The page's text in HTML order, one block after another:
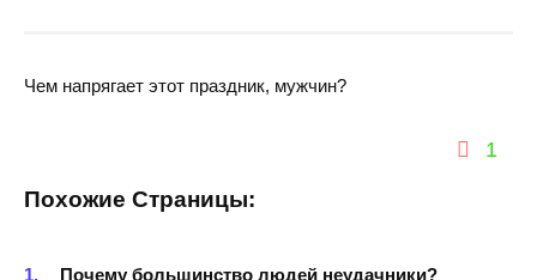
Чем напрягает этот праздник, мужчин?
1
Похожие Страницы:
Почему большинство людей неудачники?